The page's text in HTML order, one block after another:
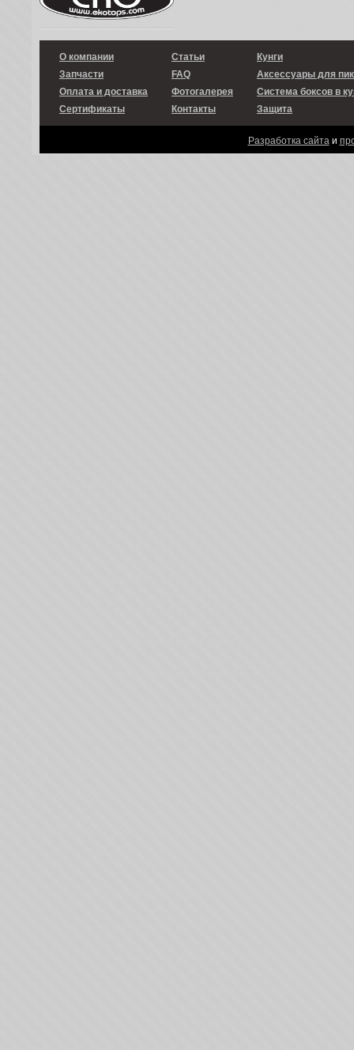
О компании
Запчасти
Оплата и доставка
Сертификаты
Статьи
FAQ
Фотогалерея
Контакты
Кунги
Аксессуары для
Система боксов в
Защита
Разработка сайтаи